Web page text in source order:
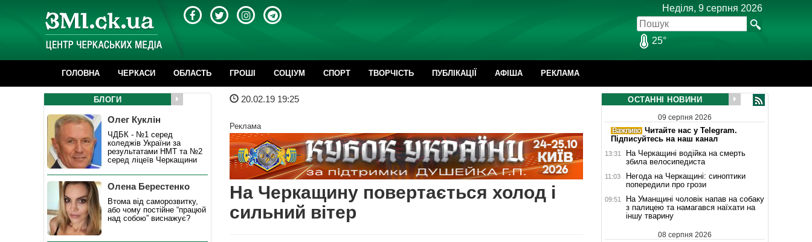
Неділя, 9 серпня 2026
25°
ГОЛОВНА ЧЕРКАСИ ОБЛАСТЬ ГРОШІ CОЦІУМ СПОРТ ТВОРЧІСТЬ ПУБЛІКАЦІЇ АФІША РЕКЛАМА
20.02.19 19:25
Реклама
На Черкащину повертається холод і
сильний вітер
БЛОГИ
Олег Куклін
ЧДБК - №1 серед
коледжів України за
результатами НМТ та №2
серед ліцеїв Черкащини
Олена Берестенко
Втома від саморозвитку,
або чому постійне “працюй
над собою” виснажує?
ОСТАННІ НОВИНИ
09 серпня 2026
Читайте нас у Telegram.
Підписуйтесь на наш канал
13:31
На Черкащині водійка на смерть
збила велосипедиста
11:03
Негода на Черкащині: синоптики
попередили про грози
09:51
На Уманщині чоловік напав на собаку
з палицею та намагався наїхати на
іншу тварину
08 серпня 2026